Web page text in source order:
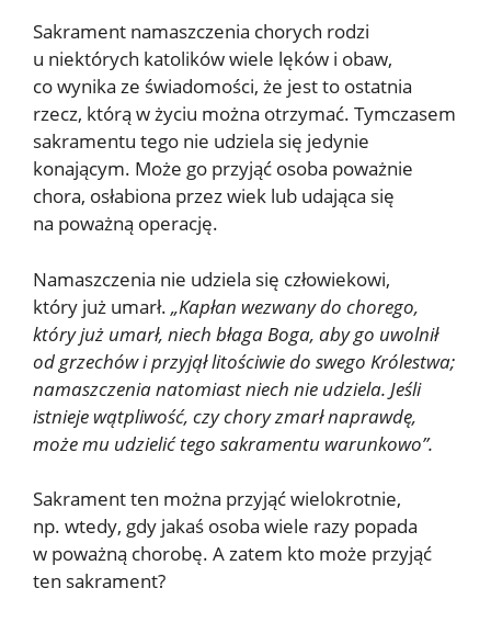
Sakrament namaszczenia chorych rodzi
u niektórych katolików wiele lęków i obaw,
co wynika ze świadomości, że jest to ostatnia
rzecz, którą w życiu można otrzymać. Tymczasem
sakramentu tego nie udziela się jedynie
konającym. Może go przyjąć osoba poważnie
chora, osłabiona przez wiek lub udająca się
na poważną operację.
Namaszczenia nie udziela się człowiekowi,
który już umarł. „Kapłan wezwany do chorego,
który już umarł, niech błaga Boga, aby go uwolnił
od grzechów i przyjął litościwie do swego Królestwa;
namaszczenia natomiast niech nie udziela. Jeśli
istnieje wątpliwość, czy chory zmarł naprawdę,
może mu udzielić tego sakramentu warunkowo”.
Sakrament ten można przyjąć wielokrotnie,
np. wtedy, gdy jakaś osoba wiele razy popada
w poważną chorobę. A zatem kto może przyjąć
ten sakrament?